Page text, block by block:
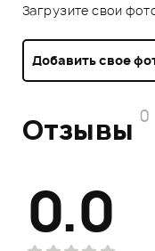
Загрузите свои
Добавить свое
Отзывы 0
0.0